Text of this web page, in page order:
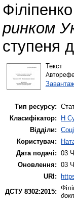
ринком
ступеня
Текст
Тип ресурсу:
Класифікатор:
H
Відділи:
Користувач:
Дата подачі: 03
Оновлення: 03
URI:
ДСТУ 8302:2015: